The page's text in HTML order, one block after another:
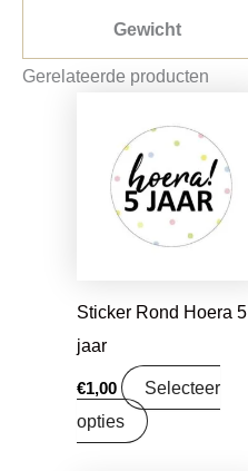
Gewicht
Gerelateerde producten
Sticker Rond Hoera 5
jaar
€1,00
Selecteer
opties